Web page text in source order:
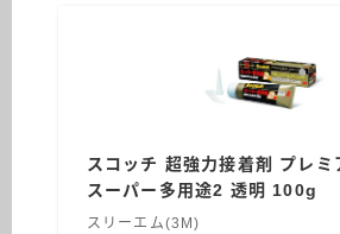
スコッチ 超強力接着剤 プレミ
スーパー多用途2 透明 100g
スリーエム(3M)